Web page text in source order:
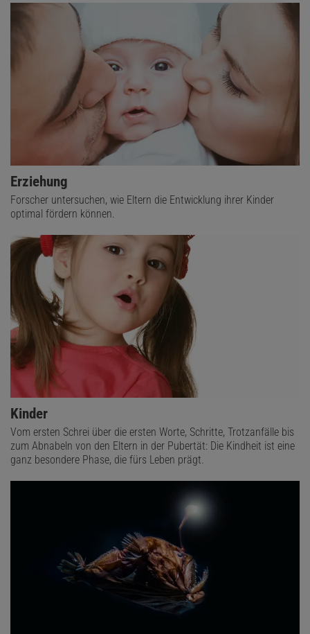
Erziehung
Forscher untersuchen, wie Eltern die Entwicklung ihrer Kinder
optimal fördern können.
Kinder
Vom ersten Schrei über die ersten Worte, Schritte, Trotzanfälle bis
zum Abnabeln von den Eltern in der Pubertät: Die Kindheit ist eine
ganz besondere Phase, die fürs Leben prägt.